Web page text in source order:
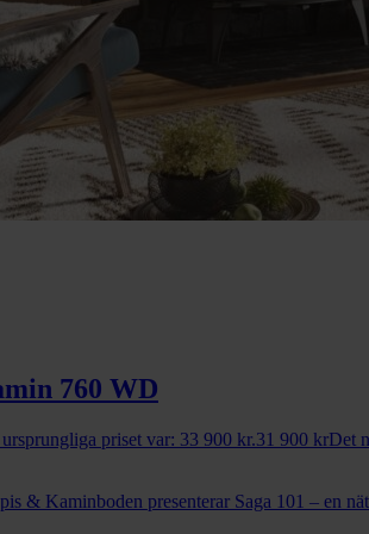
760 WD
priset var: 33 900 kr.31 900 krDet